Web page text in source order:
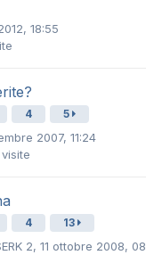
18:55
4 5
2007, 11:24
visite
4 13
2, 11 ottobre 2008,